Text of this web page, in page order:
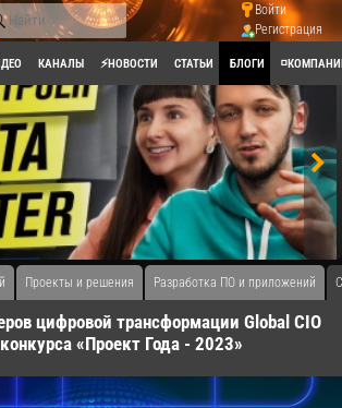
Войти
Регистрация
КАНАЛЫ ⚡НОВОСТИ СТАТЬИ БЛОГИ
Проекты и решения Разработка ПО и приложений
цифровой трансформации Global CIO
«Проект Года - 2023»